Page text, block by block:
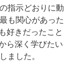
指示どおりに動
も関心があった
好きだったこと
ら深く学びたい
ました。